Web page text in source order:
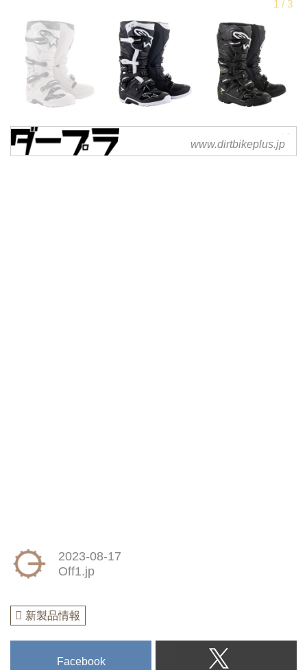
Alpinestars| Dirtbikeplus (ダ
ートバイクプラス)
www.dirtbikeplus.jp
2023-08-17
Off1.jp
新製品情報
Facebook